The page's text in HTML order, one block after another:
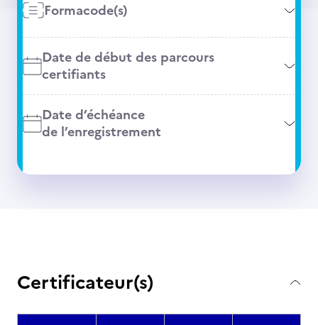
Formacode(s)
Date de début des parcours
certifiants
Date d’échéance
de l’enregistrement
Certificateur(s)